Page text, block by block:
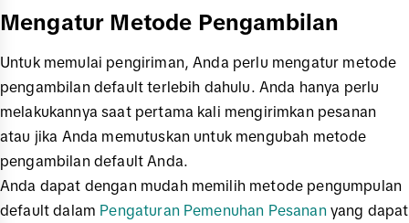
Mengatur Metode Pengambilan
Untuk memulai pengiriman, Anda perlu mengatur metode
pengambilan default terlebih dahulu. Anda hanya perlu
melakukannya saat pertama kali mengirimkan pesanan
atau jika Anda memutuskan untuk mengubah metode
pengambilan default Anda.
Anda dapat dengan mudah memilih metode pengumpulan
default dalam Pengaturan Pemenuhan Pesanan yang dapat